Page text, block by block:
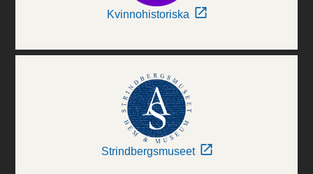
Kvinnohistoriska
Strindbergsmuseet